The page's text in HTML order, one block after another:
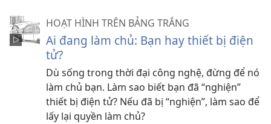
HOẠT HÌNH TRÊN BẢNG TRẮNG
Ai đang làm chủ: Bạn hay thiết bị điện
tử?
Dù sống trong thời đại công nghệ, đừng để nó
làm chủ bạn. Làm sao biết bạn đã “nghiện”
thiết bị điện tử? Nếu đã bị “nghiện”, làm sao để
lấy lại quyền làm chủ?